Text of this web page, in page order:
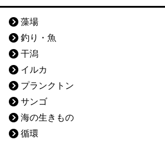
藻場
釣り・魚
干潟
イルカ
プランクトン
サンゴ
海の生きもの
循環